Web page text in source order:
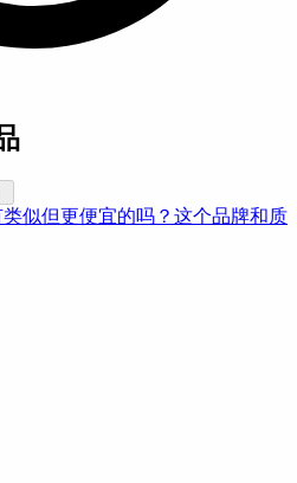
似但更便宜的吗？ 这个品牌和质